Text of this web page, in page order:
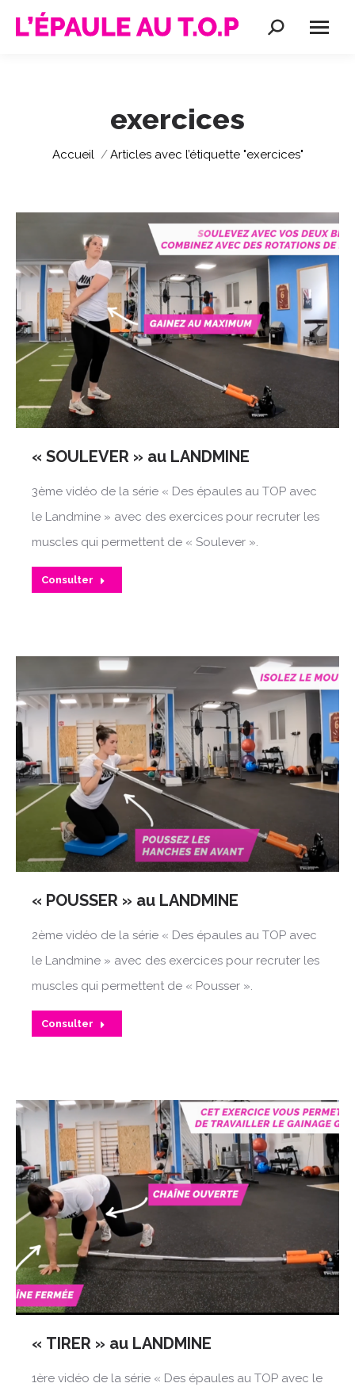
Recherche
exercices
Vous êtes ici :
Accueil Articles avec l’étiquette "exercices"
« SOULEVER » au LANDMINE
3ème vidéo de la série « Des épaules au TOP avec
le Landmine » avec des exercices pour recruter les
muscles qui permettent de « Soulever ».
Consulter
« POUSSER » au LANDMINE
2ème vidéo de la série « Des épaules au TOP avec
le Landmine » avec des exercices pour recruter les
muscles qui permettent de « Pousser ».
Consulter
« TIRER » au LANDMINE
1ère vidéo de la série « Des épaules au TOP avec le